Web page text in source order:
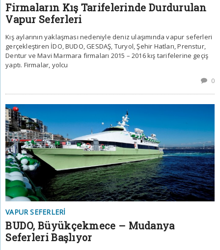
Firmaların Kış Tarifelerinde Durdurulan
Vapur Seferleri
Kış aylarının yaklaşması nedeniyle deniz ulaşımında vapur seferleri
gerçekleştiren İDO, BUDO, GESDAŞ, Turyol, Şehir Hatları, Prenstur,
Dentur ve Mavi Marmara firmaları 2015 – 2016 kış tarifelerine geçiş
yaptı. Firmalar, yolcu
0
VAPUR SEFERLERI
BUDO, Büyükçekmece – Mudanya
Seferleri Başlıyor